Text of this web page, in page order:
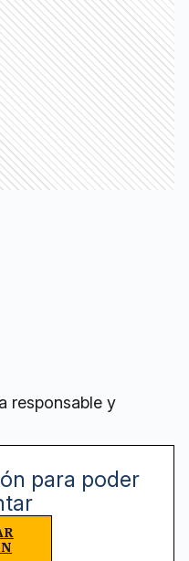
responsable y
para poder